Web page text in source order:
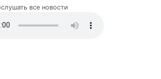
все новости